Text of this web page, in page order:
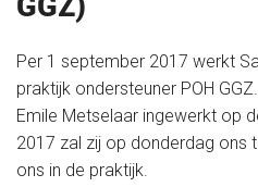
Openingstijden
Medische informatie
Per 1 september 2017 werkt
praktijk ondersteuner POH
Emile Metselaar ingewerkt op
2017 zal zij op donderdag ons
ons in de praktijk.